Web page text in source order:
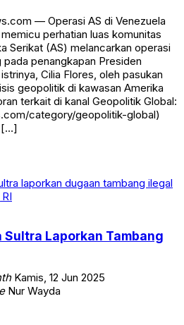
— Operasi AS di Venezuela
perhatian luas komunitas
Serikat (AS) melancarkan operasi
penangkapan Presiden
Cilia Flores, oleh pasukan
geopolitik di kawasan Amerika
terkait di kanal Geopolitik Global:
category/geopolitik-global)
[…]
Laporkan Tambang
Kamis, 12 Jun 2025
Nur Wayda